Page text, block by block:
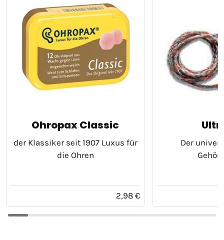
Ohropax Classic
der Klassiker seit 1907 Luxus für
die Ohren
2,98 €
Der